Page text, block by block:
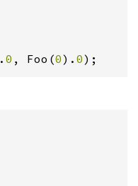
0 , Foo(0). 0);